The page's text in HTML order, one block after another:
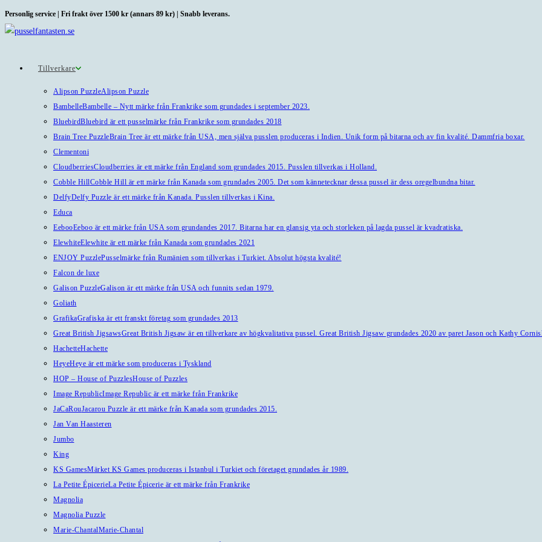
Hoppa
till
Personlig service | Fri frakt över 1500 kr (annars 89 kr) | Snabb leverans.
Tillverkare
Alipson PuzzleAlipson Puzzle
BambelleBambelle – Nytt märke från Frankrike som grundades i september 2023.
BluebirdBluebird är ett pusselmärke från Frankrike som grundades 2018
Brain Tree PuzzleBrain Tree är ett märke från USA, men själva pusslen produceras i Indien. Unik form på bitarna och av fin kvalité. Dammfria boxar.
Clementoni
CloudberriesCloudberries är ett märke från England som grundades 2015. Pusslen tillverkas i Holland.
Cobble HillCobble Hill är ett märke från Kanada som grundades 2005. Det som kännetecknar dessa pussel är dess oregelbundna bitar.
DelfyDelfy Puzzle är ett märke från Kanada. Pusslen tillverkas i Kina.
Educa
EebooEeboo är ett märke från USA som grundandes 2017. Bitarna har en glansig yta och storleken på lagda pussel är kvadratiska.
ElewhiteElewhite är ett märke från Kanada som grundades 2021
ENJOY PuzzlePusselmärke från Rumänien som tillverkas i Turkiet. Absolut högsta kvalité!
Falcon de luxe
Galison PuzzleGalison är ett märke från USA och funnits sedan 1979.
Goliath
GrafikaGrafiska är ett franskt företag som grundades 2013
Great British JigsawsGreat British Jigsaw är en tillverkare av högkvalitativa pussel. Great British Jigsaw grundades 2020 av paret Jason och Kathy
HachetteHachette
HeyeHeye är ett märke som produceras i Tyskland
HOP – House of PuzzlesHouse of Puzzles
Image RepublicImage Republic är ett märke från Frankrike
JaCaRouJacarou Puzzle är ett märke från Kanada som grundades 2015.
Jan Van Haasteren
Jumbo
King
KS GamesMärket KS Games produceras i Istanbul i Turkiet och företaget grundades år 1989.
La Petite ÉpicerieLa Petite Épicerie är ett märke från Frankrike
Magnolia
Magnolia Puzzle
Marie-ChantalMarie-Chantal